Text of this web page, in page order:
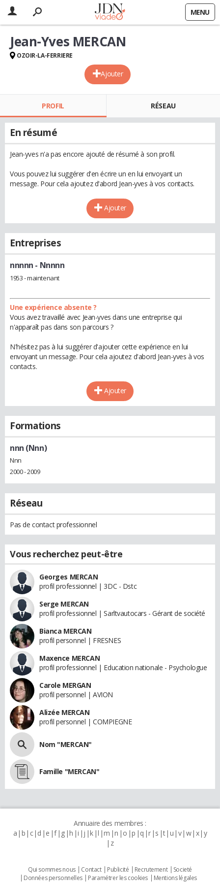
MENU
Ajouter
Jean-Yves MERCAN
OZOIR-LA-FERRIERE
PROFIL RÉSEAU
En résumé
Jean-yves n'a pas encore ajouté de résumé à son profil.
Vous pouvez lui suggérer d'en écrire un en lui envoyant un
message. Pour cela ajoutez d'abord Jean-yves à vos contacts.
Ajouter
Entreprises
nnnnn - Nnnnn
1953 - maintenant
Une expérience absente ?
Vous avez travaillé avec Jean-yves dans une entreprise qui
n'apparaît pas dans son parcours ?
N'hésitez pas à lui suggérer d'ajouter cette expérience en lui
envoyant un message. Pour cela ajoutez d'abord Jean-yves à vos
contacts.
Ajouter
Formations
nnn (Nnn)
Nnn
2000 - 2009
Réseau
Pas de contact professionnel
Vous recherchez peut-être
Georges MERCAN
profil professionnel | 3DC - Dstc
Serge MERCAN
profil professionnel | Sarltvautocars - Gérant de société
Bianca MERCAN
profil personnel | FRESNES
Maxence MERCAN
profil professionnel | Education nationale - Psychologue
Carole MERGAN
profil personnel | AVION
Alizée MERCAN
profil personnel | COMPIEGNE
Nom "MERCAN"
Famille "MERCAN"
Annuaire des membres :
a b c d e f g h i j k l m n o p q r s t u v w x y
z
Qui sommes nous Contact Publicité Recrutement
Societé
Données personnelles
Paramétrer les cookies
Mentions légales